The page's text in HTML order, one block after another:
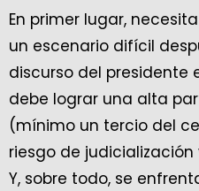
En primer lugar,
un escenario difícil
discurso del presidente
debe lograr una alta
(mínimo un tercio del
riesgo de
Y, sobre todo, se